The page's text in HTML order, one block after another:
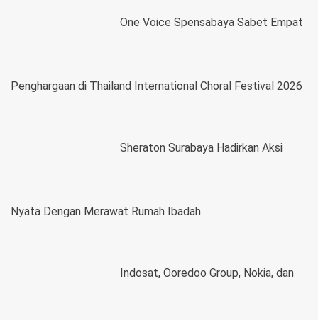
One Voice Spensabaya Sabet Empat
Penghargaan di Thailand International Choral Festival 2026
Sheraton Surabaya Hadirkan Aksi
Nyata Dengan Merawat Rumah Ibadah
Indosat, Ooredoo Group, Nokia, dan